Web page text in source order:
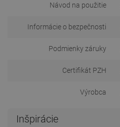
Návod na použitie
Informácie o bezpečnosti
Podmienky záruky
Certifikát PZH
Výrobca
Inšpirácie